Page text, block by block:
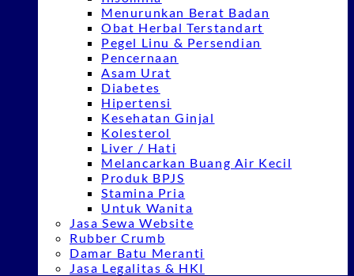
Menurunkan Berat Badan
Obat Herbal Terstandart
Pegel Linu & Persendian
Pencernaan
Asam Urat
Diabetes
Hipertensi
Kesehatan Ginjal
Kolesterol
Liver / Hati
Melancarkan Buang Air Kecil
Produk BPJS
Stamina Pria
Untuk Wanita
Jasa Sewa Website
Rubber Crumb
Damar Batu Meranti
Jasa Legalitas & HKI